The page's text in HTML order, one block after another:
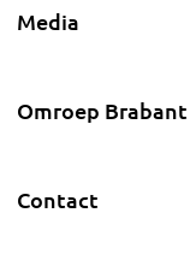
Media
Omroep Brabant
Contact